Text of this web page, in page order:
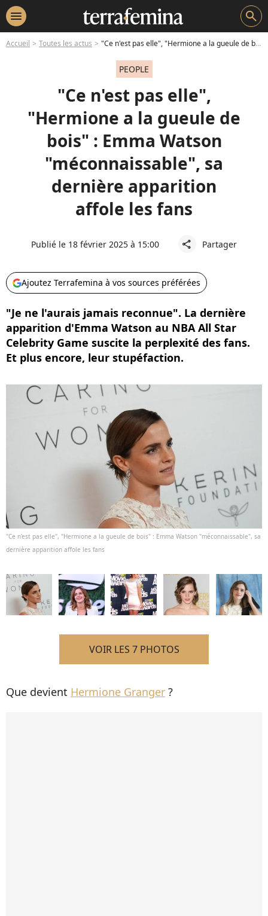
menu search
Accueil Toutes les actus "Ce n'est pas elle", "Hermione a la gueule de bois" : Emma Watson "méconnaissable", sa dernière apparition affole les fans
PEOPLE
"Ce n'est pas elle",
"Hermione a la gueule de
bois" : Emma Watson
"méconnaissable", sa
dernière apparition
affole les fans
Publié le 18 février 2025 à 15:00 share Partager
Ajoutez Terrafemina à vos sources préférées
"Je ne l'aurais jamais reconnue". La dernière
apparition d'Emma Watson au NBA All Star
Celebrity Game suscite la perplexité des fans.
Et plus encore, leur stupéfaction.
"Ce n'est pas elle", "Hermione a la gueule de bois" : Emma Watson "méconnaissable", sa
dernière apparition affole les fans
VOIR LES 7 PHOTOS
Que devient Hermione Granger ?